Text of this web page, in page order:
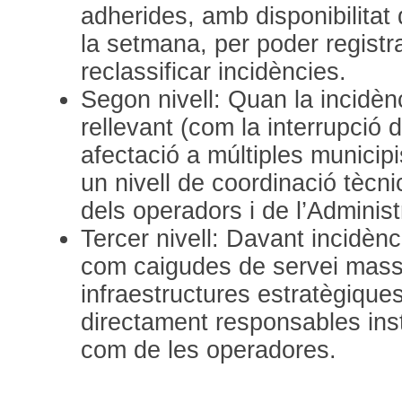
adherides, amb
la setmana, per poder
reclassificar incidències.
Segon nivell: Quan la
rellevant (com la interrupció
afectació a múltiples
un nivell de coordinació
dels operadors i de
Tercer nivell: Davant
com caigudes de servei
infraestructures
directament responsables
com de les operadores.